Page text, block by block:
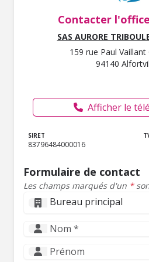
Contacter
SAS AURORE
159 rue Paul
94140
Afficher le
SIRET
83796484000016
Formulaire de contact
Les champs marqués d'un *
Bureau principal